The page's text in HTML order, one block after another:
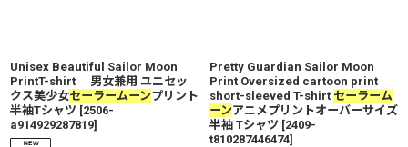
Unisex Beautiful Sailor Moon
PrintT-shirt 男女兼用 ユニセッ
クス美少女セーラームーンプリント
半袖Tシャツ [2506-
a914929287819]
Pretty Guardian Sailor Moon
Print Oversized cartoon print
short-sleeved T-shirt セーラーム
ーンアニメプリントオーバーサイズ
半袖 Tシャツ [2409-
t810287446474]